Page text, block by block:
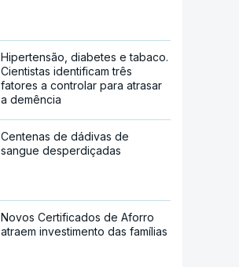
Hipertensão, diabetes e tabaco.
Cientistas identificam três
fatores a controlar para atrasar
a demência
Centenas de dádivas de
sangue desperdiçadas
Novos Certificados de Aforro
atraem investimento das famílias